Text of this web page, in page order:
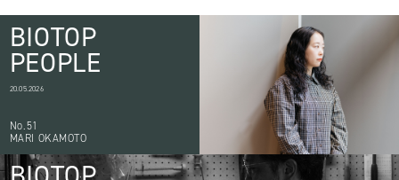
BIOTOP
PEOPLE
20.05.2026
No.51
MARI OKAMOTO